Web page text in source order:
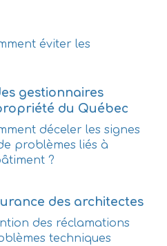
éviter les
gestionnaires
du Québec
déceler les signes
problèmes liés à
?
des architectes
des réclamations
techniques